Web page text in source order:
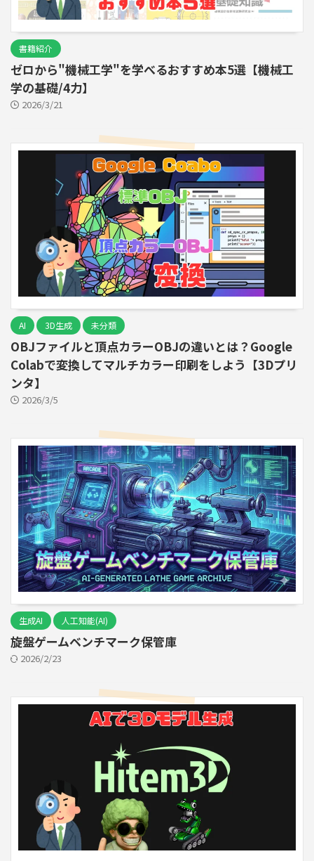
書籍紹介
ゼロから"機械工学"を学べるおすすめ本5選【機械工
学の基礎/4力】
2026/3/21
AI 3D生成 未分類
OBJファイルと頂点カラーOBJの違いとは？Google
Colabで変換してマルチカラー印刷をしよう【3Dプリ
ンタ】
2026/3/5
生成AI 人工知能(AI)
旋盤ゲームベンチマーク保管庫
2026/2/23